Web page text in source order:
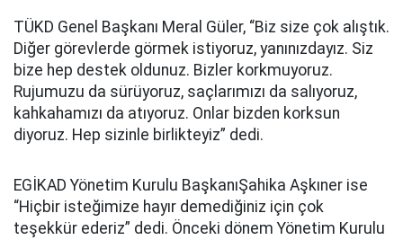
TÜKD Genel Başkanı Meral Güler, “Biz size çok alıştık.
Diğer görevlerde görmek istiyoruz, yanınızdayız. Siz
bize hep destek oldunuz. Bizler korkmuyoruz.
Rujumuzu da sürüyoruz, saçlarımızı da salıyoruz,
kahkahamızı da atıyoruz. Onlar bizden korksun
diyoruz. Hep sizinle birlikteyiz” dedi.
EGİKAD Yönetim Kurulu BaşkanıŞahika Aşkıner ise
“Hiçbir isteğimize hayır demediğiniz için çok
teşekkür ederiz” dedi. Önceki dönem Yönetim Kurulu